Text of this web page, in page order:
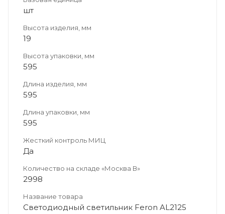
шт
Высота изделия, мм
19
Высота упаковки, мм
595
Длина изделия, мм
595
Длина упаковки, мм
595
Жесткий контроль МИЦ
Да
Количество на складе «Москва В»
2998
Название товара
Светодиодный светильник Feron AL2125